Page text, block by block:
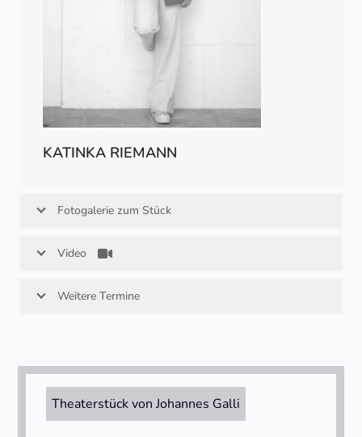
KATINKA RIEMANN
Fotogalerie zum Stück
Video
Weitere Termine
Theaterstück von Johannes Galli